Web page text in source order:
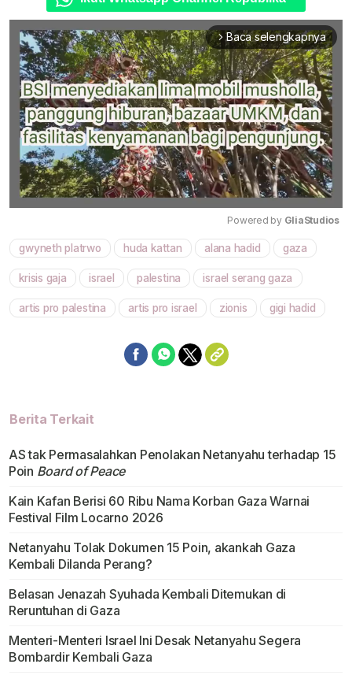
arrow_forward_ios Baca selengkapnya
Mute
Powered by GliaStudios
gwyneth platrwo huda kattan alana hadid gaza
krisis gaja israel palestina israel serang gaza
artis pro palestina artis pro israel zionis gigi hadid
Berita Terkait
AS tak Permasalahkan Penolakan Netanyahu terhadap 15
Poin Board of Peace
Kain Kafan Berisi 60 Ribu Nama Korban Gaza Warnai
Festival Film Locarno 2026
Netanyahu Tolak Dokumen 15 Poin, akankah Gaza
Kembali Dilanda Perang?
Belasan Jenazah Syuhada Kembali Ditemukan di
Reruntuhan di Gaza
Menteri-Menteri Israel Ini Desak Netanyahu Segera
Bombardir Kembali Gaza